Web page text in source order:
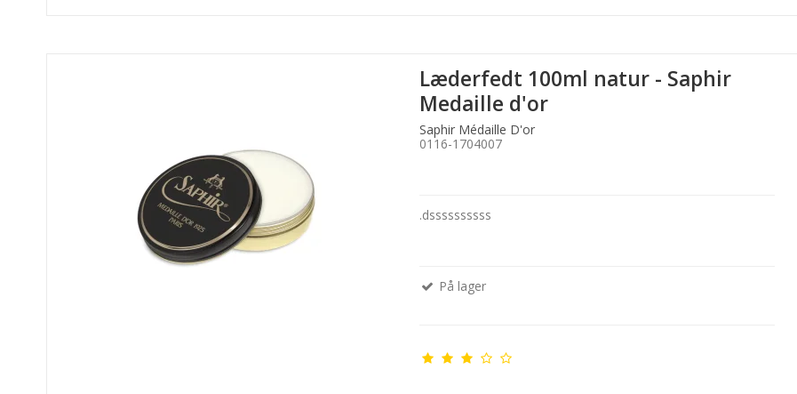
Læderfedt 100ml natur - Saphir
Medaille d'or
Saphir Médaille D'or
0116-1704007
.dssssssssss
På lager